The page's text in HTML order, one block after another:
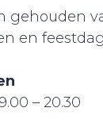
gehouden
en
– 20.30